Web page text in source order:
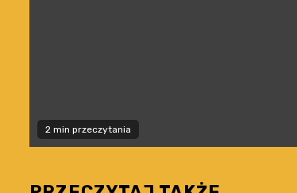
2 min przeczytania